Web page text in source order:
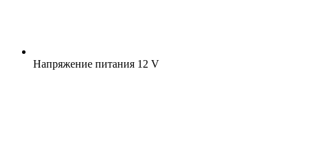
Напряжение питания 12 V